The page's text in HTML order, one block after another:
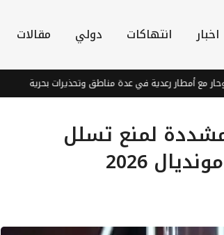
اخبار انتهاكات دولي مقالات
رعدية في عدة مناطق وتحذيرات بحرية
لمنع تسلل
2026